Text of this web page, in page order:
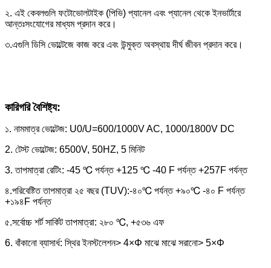
২. এই কেবলগুলি ফটোভোলটাইক (পিভি) প্যানেল এবং প্যানেল থেকে ইনভার্টারে
আন্তঃসংযোগের মাধ্যম প্রদান করে।
৩.এগুলি ডিসি ভোল্টেজে কাজ করে এবং উন্মুক্ত অবস্থায় দীর্ঘ জীবন প্রদান করে।
কারিগরি বৈশিষ্ট্য:
১. নামমাত্র ভোল্টেজ: U0/U=600/1000V AC, 1000/1800V DC
2. টেস্ট ভোল্টেজ: 6500V, 50HZ, 5 মিনিট
3. তাপমাত্রা রেটিং: -45 ℃ পর্যন্ত +125 ℃ -40 F পর্যন্ত +257F পর্যন্ত
৪.পরিবেষ্টিত তাপমাত্রা ২৫ বছর (TUV):-৪০℃ পর্যন্ত +৯০℃ -৪০ F পর্যন্ত
+১৯৪F পর্যন্ত
৫.সর্বোচ্চ শর্ট সার্কিট তাপমাত্রা: ২৮০ ℃, +৫৩৬ এফ
6. বাঁকানো ব্যাসার্ধ: স্থির ইনস্টলেশন> 4×Φ মাঝে মাঝে সরানো> 5×Φ